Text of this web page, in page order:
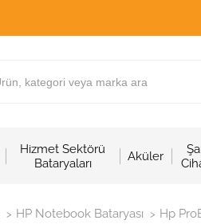
Hizmet Sektörü
Bataryaları
Aküler
> HP Notebook Bataryası > Hp